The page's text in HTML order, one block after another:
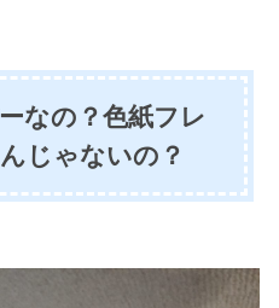
なの？色紙フレ
じゃないの？